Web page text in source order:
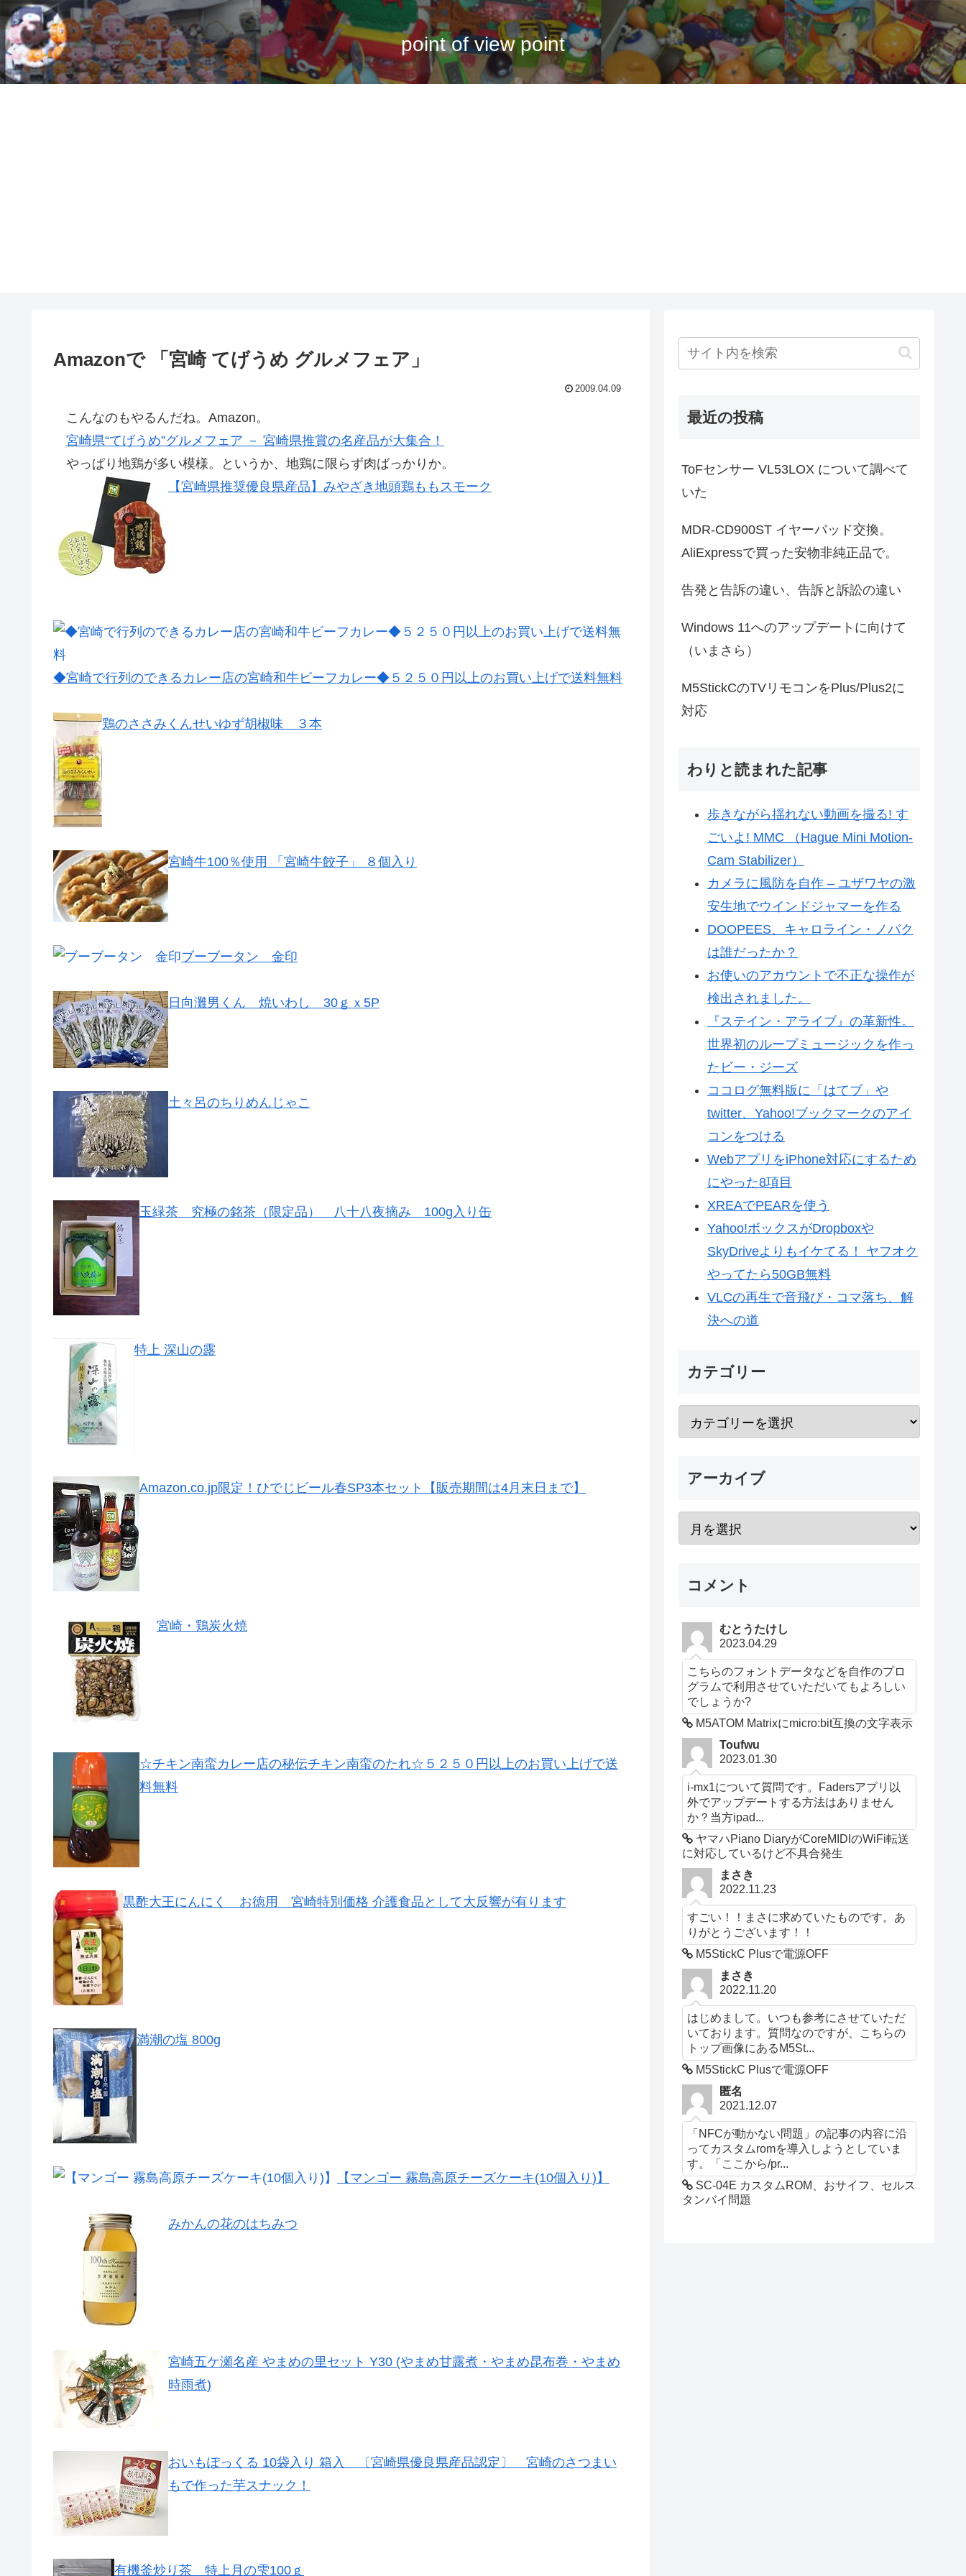
point of view point
Amazonで 「宮崎 てげうめ グルメフェア」
2009.04.09
こんなのもやるんだね。Amazon。
宮崎県“てげうめ”グルメフェア － 宮崎県推賞の名産品が大集合！
やっぱり地鶏が多い模様。というか、地鶏に限らず肉ばっかりか。
【宮崎県推奨優良県産品】みやざき地頭鶏ももスモーク
◆宮崎で行列のできるカレー店の宮崎和牛ビーフカレー◆５２５０円以上のお買い上げで送料無料
鶏のささみくんせいゆず胡椒味 ３本
宮崎牛100％使用 「宮崎牛餃子」 ８個入り
ブーブータン 金印
日向灘男くん 焼いわし 30ｇｘ5P
土々呂のちりめんじゃこ
玉緑茶 究極の銘茶（限定品） 八十八夜摘み 100g入り缶
特上 深山の露
Amazon.co.jp限定！ひでじビール春SP3本セット【販売期間は4月末日まで】
宮崎・鶏炭火焼
☆チキン南蛮カレー店の秘伝チキン南蛮のたれ☆５２５０円以上のお買い上げで送
料無料
黒酢大王にんにく お徳用 宮崎特別価格 介護食品として大反響が有ります
満潮の塩 800g
【マンゴー 霧島高原チーズケーキ(10個入り)】
みかんの花のはちみつ
宮崎五ケ瀬名産 やまめの里セット Y30 (やまめ甘露煮・やまめ昆布巻・やまめ
時雨煮)
おいもぽっくる 10袋入り 箱入 〔宮崎県優良県産品認定〕 宮崎のさつまい
もで作った芋スナック！
有機釜炒り茶 特上月の雫100ｇ
最近の投稿
ToFセンサー VL53LOX について調べて
いた
MDR-CD900ST イヤーパッド交換。
AliExpressで買った安物非純正品で。
告発と告訴の違い、告訴と訴訟の違い
Windows 11へのアップデートに向けて
（いまさら）
M5StickCのTVリモコンをPlus/Plus2に
対応
わりと読まれた記事
歩きながら揺れない動画を撮る! す
ごいよ! MMC （Hague Mini Motion-
Cam Stabilizer）
カメラに風防を自作 – ユザワヤの激
安生地でウインドジャマーを作る
DOOPEES、キャロライン・ノバク
は誰だったか？
お使いのアカウントで不正な操作が
検出されました。
『ステイン・アライブ』の革新性。
世界初のループミュージックを作っ
たビー・ジーズ
ココログ無料版に「はてブ」や
twitter、Yahoo!ブックマークのアイ
コンをつける
WebアプリをiPhone対応にするため
にやった8項目
XREAでPEARを使う
Yahoo!ボックスがDropboxや
SkyDriveよりもイケてる！ ヤフオク
やってたら50GB無料
VLCの再生で音飛び・コマ落ち、解
決への道
カテゴリー
アーカイブ
コメント
むとうたけし
2023.04.29
こちらのフォントデータなどを自作のプロ
グラムで利用させていただいてもよろしい
でしょうか?
M5ATOM Matrixにmicro:bit互換の文字表示
Toufwu
2023.01.30
i-mx1について質問です。Fadersアプリ以
外でアップデートする方法はありません
か？当方ipad...
ヤマハPiano DiaryがCoreMIDIのWiFi転送
に対応しているけど不具合発生
まさき
2022.11.23
すごい！！まさに求めていたものです。あ
りがとうございます！！
M5StickC Plusで電源OFF
まさき
2022.11.20
はじめまして。いつも参考にさせていただ
いております。質問なのですが、こちらの
トップ画像にあるM5St...
M5StickC Plusで電源OFF
匿名
2021.12.07
「NFCが動かない問題」の記事の内容に沿
ってカスタムromを導入しようとしていま
す。「ここから/pr...
SC-04E カスタムROM、おサイフ、セルス
タンバイ問題